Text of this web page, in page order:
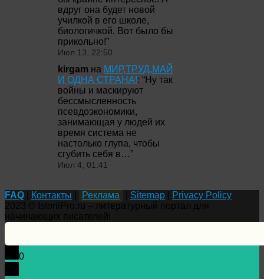
вдруг она будет новой
училкой в его школе,
биологичкой. Вот было бы
прикольно!”
Июл 13, 22:50
kirgam на МИР,ТРУД,МАЙ
И ОДНА СТРАНА!: “Ну так
войны и маскируют
бессмысленность
псевдоэкономики,
занимающая у людей их
время система не
настолько глупа, чтобы
сгубить себя в…”
Июл 4, 01:41
FAQ Контакты Реклама Sitemap
Privacy Policy
0